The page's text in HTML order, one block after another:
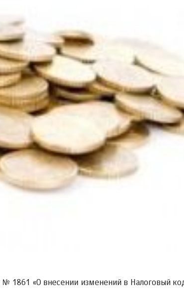
1861 «О внесении изменений в Налоговый